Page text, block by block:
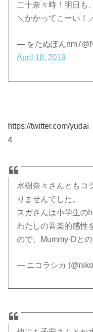
二十奈々時！明日も
＼かかってこーい！
— をたぬぽん
April 18, 2019
https://twitter.com/
4
水樹奈々さんともコ
りませんでした。
スガさんは小学生の
わたしの音楽的感性
ので、Mummy-Dと
— ニコラシカ